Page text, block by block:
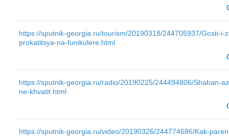
https://sputnik-georgia.ru/tourism/20190318/244705937/Gosti-
prokatitsya-na-funikulere.html
https://sputnik-georgia.ru/radio/20190225/244494806/Shaban-
ne-khvatit.html
https://sputnik-georgia.ru/video/20190326/244774686/Kak-